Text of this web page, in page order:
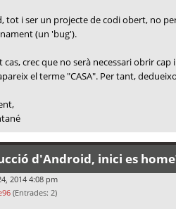
tot i ser un projecte de codi obert, no
(un 'bug').
cas, crec que no serà necessari obrir
el terme "CASA". Per tant,
d'Android, inici es
2014 4:08 pm
(Entrades: 2)